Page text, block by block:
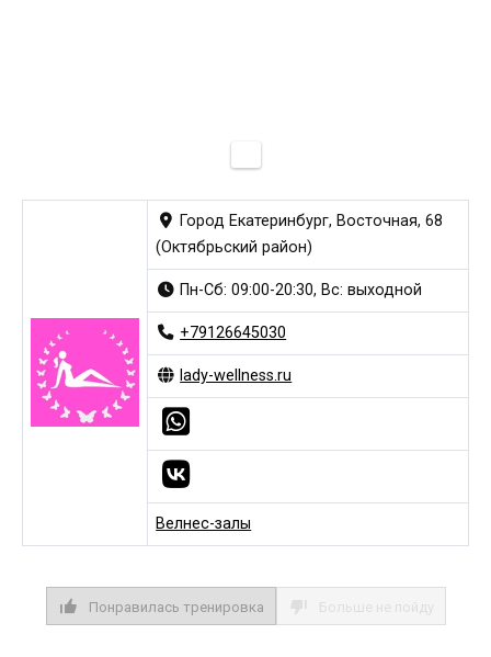
Город Екатеринбург, Восточная, 68
(Октябрьский район)
Пн-Сб: 09:00-20:30, Вс: выходной
+79126645030
lady-wellness.ru
Велнес-залы
Понравилась тренировка